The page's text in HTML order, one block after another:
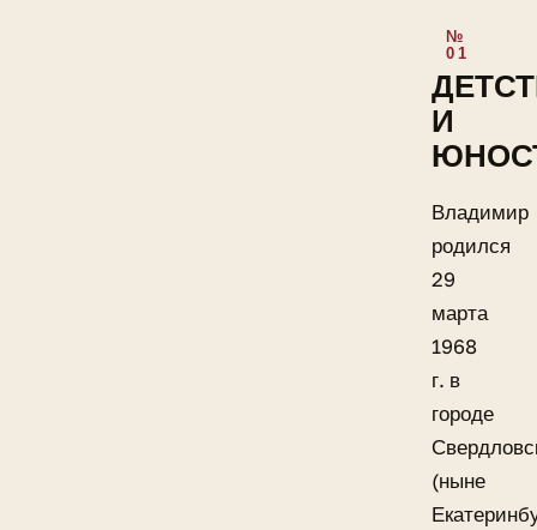
И
Владимир
родился
29
марта
1968
г. в
городе
(ныне